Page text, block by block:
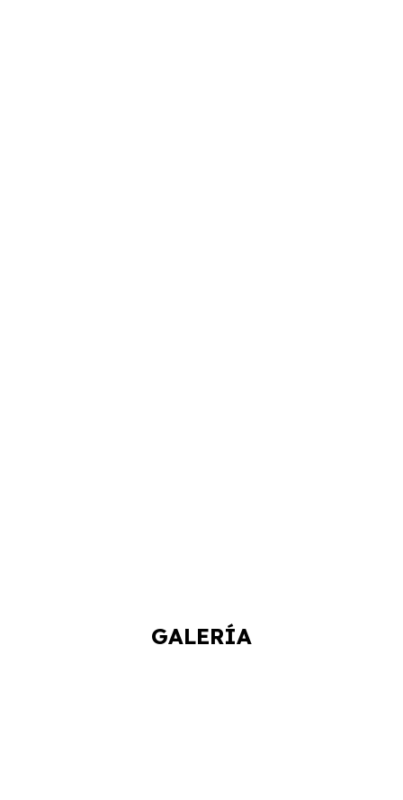
GALERÍA